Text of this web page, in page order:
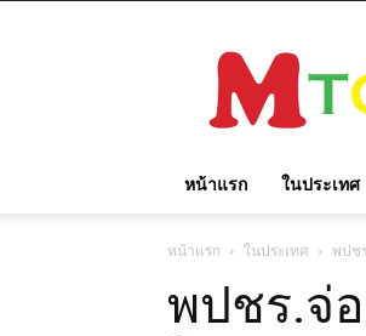
หน้าแรก ในประเทศ
หน้าแรก ในประเทศ พปช
พปชร.จ่